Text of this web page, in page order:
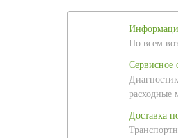
По всем
Сервисное
расходные
Доставка